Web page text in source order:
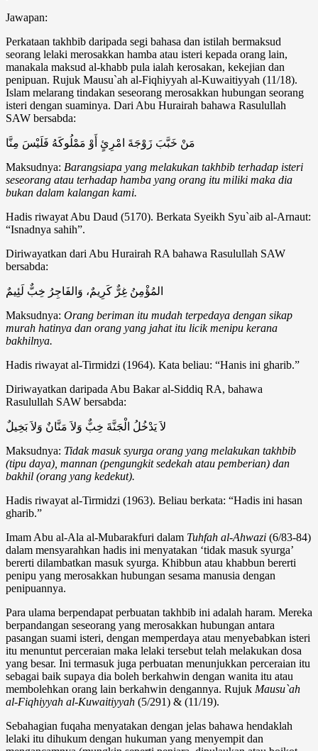
Jawapan:
Perkataan takhbib daripada segi bahasa dan istilah bermaksud
seorang lelaki merosakkan hamba atau isteri kepada orang lain,
manakala maksud al-khabb pula ialah kerosakan, kekejian dan
penipuan. Rujuk Mausu`ah al-Fiqhiyyah al-Kuwaitiyyah (11/18).
Islam melarang tindakan seseorang merosakkan hubungan seorang
isteri dengan suaminya. Dari Abu Hurairah bahawa Rasulullah
SAW bersabda:
مَنْ خَبَّبَ زَوْجَةَ امْرِئٍ أَوْ مَمْلُوكَهُ فَلَيْسَ مِنَّا
Maksudnya: Barangsiapa yang melakukan takhbib terhadap isteri
seseorang atau terhadap hamba yang orang itu miliki maka dia
bukan dalam kalangan kami.
Hadis riwayat Abu Daud (5170). Berkata Syeikh Syu`aib al-Arnaut:
“Isnadnya sahih”.
Diriwayatkan dari Abu Hurairah RA bahawa Rasulullah SAW
bersabda:
المُؤْمِنُ غِرٌّ كَرِيمٌ، وَالفَاجِرُ خِبٌّ لَئِيمٌ
Maksudnya: Orang beriman itu mudah terpedaya dengan sikap
murah hatinya dan orang yang jahat itu licik menipu kerana
bakhilnya.
Hadis riwayat al-Tirmidzi (1964). Kata beliau: “Hanis ini gharib.”
Diriwayatkan daripada Abu Bakar al-Siddiq RA, bahawa
Rasulullah SAW bersabda:
لاَ يَدْخُلُ الْجَنَّةَ خِبٌّ وَلاَ مَنَّانٌ وَلاَ بَخِيلٌ
Maksudnya: Tidak masuk syurga orang yang melakukan takhbib
(tipu daya), mannan (pengungkit sedekah atau pemberian) dan
bakhil (orang yang kedekut).
Hadis riwayat al-Tirmidzi (1963). Beliau berkata: “Hadis ini hasan
gharib.”
Imam Abu al-Ala al-Mubarakfuri dalam Tuhfah al-Ahwazi (6/83-84)
dalam mensyarahkan hadis ini menyatakan ‘tidak masuk syurga’
bererti dilambatkan masuk syurga. Khibbun atau khabbun bererti
penipu yang merosakkan hubungan sesama manusia dengan
penipuannya.
Para ulama berpendapat perbuatan takhbib ini adalah haram. Mereka
berpandangan seseorang yang merosakkan hubungan antara
pasangan suami isteri, dengan memperdaya atau menyebabkan isteri
itu menuntut perceraian maka lelaki tersebut telah melakukan dosa
yang besar. Ini termasuk juga perbuatan menunjukkan perceraian itu
sebagai baik supaya dia boleh berkahwin dengan wanita itu atau
membolehkan orang lain berkahwin dengannya. Rujuk Mausu`ah
al-Fiqhiyyah al-Kuwaitiyyah (5/291) & (11/19).
Sebahagian fuqaha menyatakan dengan jelas bahawa hendaklah
lelaki itu dihukum dengan hukuman yang menyempit dan